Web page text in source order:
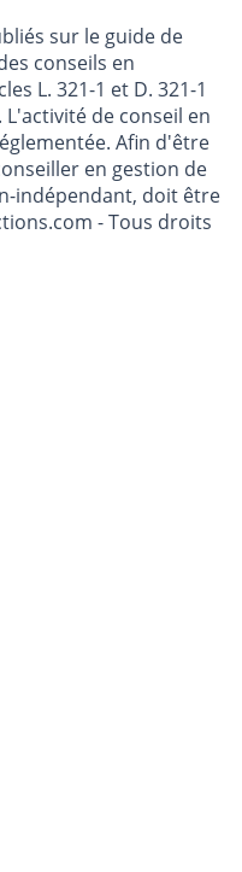
sur le guide de
conseils en
L. 321-1 et D. 321-1
de conseil en
Afin d'être
en gestion de
doit être